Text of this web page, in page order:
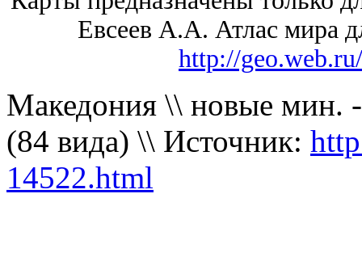
Евсеев А.А. Атлас мира
http://
Македония \\ новые мин.
(84 вида) \\ Источник:
14522.html